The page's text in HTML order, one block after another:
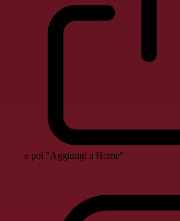
e poi "Aggiungi a Home"